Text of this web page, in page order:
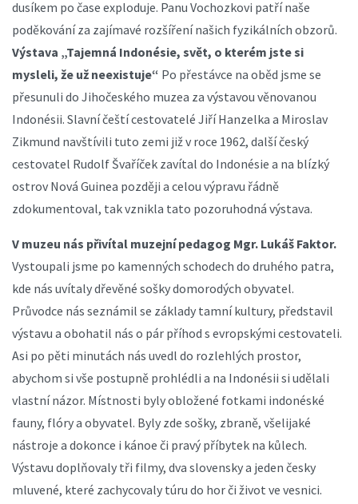
dusíkem po čase exploduje. Panu Vochozkovi patří naše
poděkování za zajímavé rozšíření našich fyzikálních obzorů.
Výstava „Tajemná Indonésie, svět, o kterém jste si
mysleli, že už neexistuje“ Po přestávce na oběd jsme se
přesunuli do Jihočeského muzea za výstavou věnovanou
Indonésii. Slavní čeští cestovatelé Jiří Hanzelka a Miroslav
Zikmund navštívili tuto zemi již v roce 1962, další český
cestovatel Rudolf Švaříček zavítal do Indonésie a na blízký
ostrov Nová Guinea později a celou výpravu řádně
zdokumentoval, tak vznikla tato pozoruhodná výstava.
V muzeu nás přivítal muzejní pedagog Mgr. Lukáš Faktor.
Vystoupali jsme po kamenných schodech do druhého patra,
kde nás uvítaly dřevěné sošky domorodých obyvatel.
Průvodce nás seznámil se základy tamní kultury, představil
výstavu a obohatil nás o pár příhod s evropskými cestovateli.
Asi po pěti minutách nás uvedl do rozlehlých prostor,
abychom si vše postupně prohlédli a na Indonésii si udělali
vlastní názor. Místnosti byly obložené fotkami indonéské
fauny, flóry a obyvatel. Byly zde sošky, zbraně, všelijaké
nástroje a dokonce i kánoe či pravý příbytek na kůlech.
Výstavu doplňovaly tři filmy, dva slovensky a jeden česky
mluvené, které zachycovaly túru do hor či život ve vesnici.